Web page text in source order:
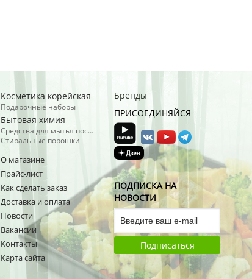
Косметика корейская
Подарочные наборы
Бытовая химия
Средства для мытья посуды
Стиральные порошки
О магазине
Прайс-лист
Как сделать заказ
Доставка и оплата
Новости
Вакансии
Контакты
Карта сайта
Бренды
ПРИСОЕДИНЯЙСЯ
ПОДПИСКА НА
НОВОСТИ
Подписаться